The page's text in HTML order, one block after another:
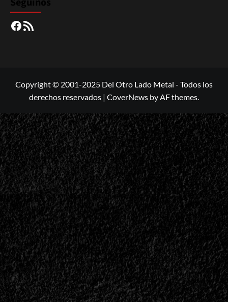
Facebook
RSS
Copyright © 2001-2025 Del Otro Lado Metal - Todos los
derechos reservados | CoverNews by AF themes.